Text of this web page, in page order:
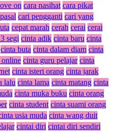
on cara nasihat cara pikat
cari pengganti cari yang
cepat marah cerah cerai cerai
segi cinta adik cinta baru cinta
cinta buta cinta dalam diam cinta
online cinta guru pelajar cinta
cinta isteri orang cinta jarak
lalu cinta lama cinta matang cinta
cinta muka buku cinta orang
cinta student cinta suami orang
usia muda cinta wang duit
cintai diri cintai diri sendiri